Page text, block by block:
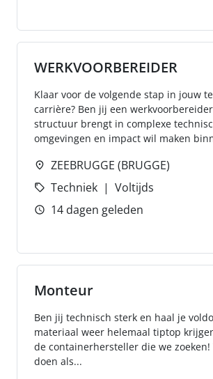
WERKVOORBEREIDER
Klaar voor de volgende stap in jouw
carrière? Ben jij een
structuur brengt in complexe
omgevingen en impact wil maken
ZEEBRUGGE (BRUGGE)
Techniek
Voltijds
14 dagen geleden
Monteur
Ben jij technisch sterk en haal je
materiaal weer helemaal tiptop
de containerhersteller die we zoeken!
doen als...